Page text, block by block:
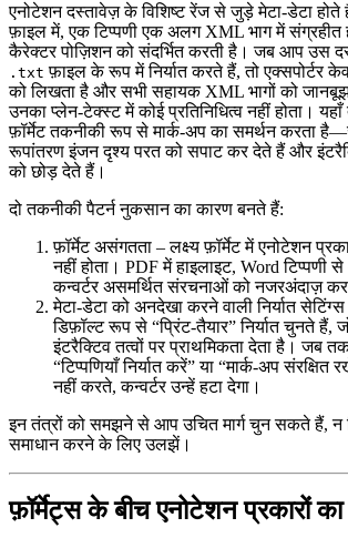
एनोटेशन दस्तावेज़ के विशिष्ट रेंज से जुड़े मेटा‑डेटा होते
फ़ाइल में, एक टिप्पणी एक अलग XML भाग में संग्रहीत
कैरेक्टर पोज़िशन को संदर्भित करती है। जब आप उस
.txt फ़ाइल के रूप में निर्यात करते हैं, तो एक्सपोर्टर
को लिखता है और सभी सहायक XML भागों को
उनका प्लेन‑टेक्स्ट में कोई प्रतिनिधित्व नहीं होता।
फ़ॉर्मेट तकनीकी रूप से मार्क‑अप का समर्थन करता
रूपांतरण इंजन दृश्य परत को सपाट कर देते हैं और
को छोड़ देते हैं।
दो तकनीकी पैटर्न नुकसान का कारण बनते हैं:
फ़ॉर्मेट असंगतता – लक्ष्य फ़ॉर्मेट में एनोटेशन
नहीं होता। PDF में हाइलाइट, Word टिप्पणी
कन्वर्टर असमर्थित संरचनाओं को नजरअंदाज़
मेटा‑डेटा को अनदेखा करने वाली निर्यात सेटिंग्स
डिफ़ॉल्ट रूप से “प्रिंट‑तैयार” निर्यात चुनते हैं,
इंटरैक्टिव तत्वों पर प्राथमिकता देता है। जब
“टिप्पणियाँ निर्यात करें” या “मार्क‑अप
नहीं करते, कन्वर्टर उन्हें हटा देगा।
इन तंत्रों को समझने से आप उचित मार्ग चुन सकते हैं, न
समाधान करने के लिए उलझें।
फ़ॉर्मेट्स के बीच एनोटेशन प्रकारों